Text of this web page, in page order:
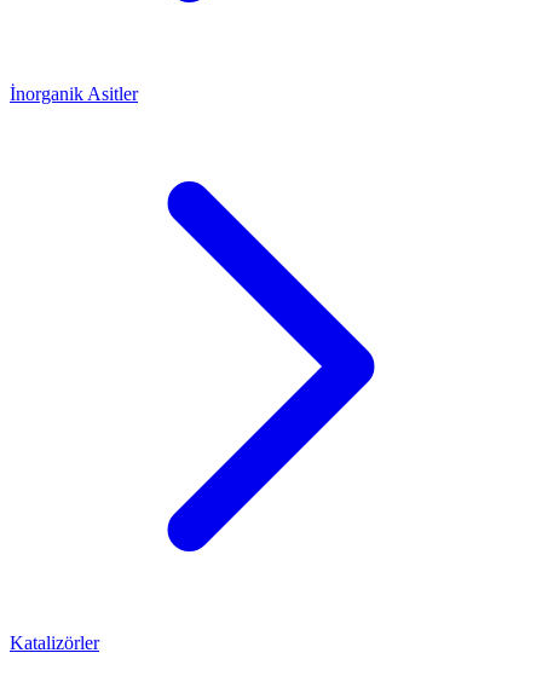
İnorganik Asitler
Katalizörler